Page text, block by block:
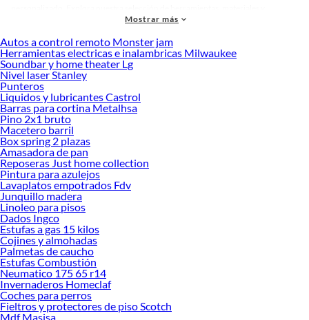
accesorios de calidad que te ayudarán a crear un espacio más tú.
Desde remodelaciones hasta proyectos de decoración, estamos aquí para hacer
tus ideas realidad. ¡Visítanos y encuentra todo lo que tenemos para ofrecerte en
Guardapolvos!
Explora la variedad de productos de Guardapolvos en Sodimac
Herramientas, materiales y accesorios de calidad para tus proyectos y
renovación de espacios. ¡Visítanos y descubre todo lo que tenemos para
ofrecerte!
Encuentra una amplia variedad de productos de Guardapolvos en Sodimac.
Encuentra todo lo necesario para tus proyectos de renovación y decoración.
¡Visítanos y haz tus ideas realidad!
Mostrar más
Autos a control remoto Monster jam
Herramientas electricas e inalambricas Milwaukee
Soundbar y home theater Lg
Nivel laser Stanley
Punteros
Liquidos y lubricantes Castrol
Barras para cortina Metalhsa
Pino 2x1 bruto
Macetero barril
Box spring 2 plazas
Amasadora de pan
Reposeras Just home collection
Pintura para azulejos
Lavaplatos empotrados Fdv
Junquillo madera
Linoleo para pisos
Dados Ingco
Estufas a gas 15 kilos
Cojines y almohadas
Palmetas de caucho
Estufas Combustión
Neumatico 175 65 r14
Invernaderos Homeclaf
Coches para perros
Fieltros y protectores de piso Scotch
Mdf Masisa